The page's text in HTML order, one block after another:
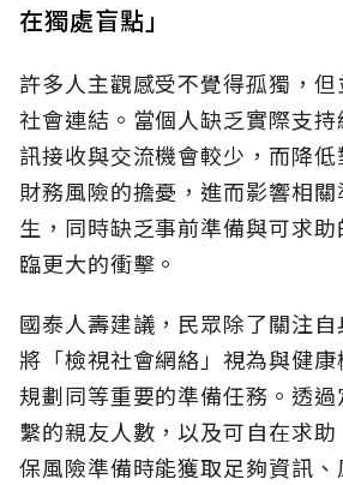
在獨處盲點」
許多人主觀感受不覺得孤獨，
社會連結。當個人缺乏實際支
訊接收與交流機會較少，而降
財務風險的擔憂，進而影響相
生，同時缺乏事前準備與可求
臨更大的衝擊。
國泰人壽建議，民眾除了關注
將「檢視社會網絡」視為與健
規劃同等重要的準備任務。透
繫的親友人數，以及可自在求
保風險準備時能獲取足夠資訊